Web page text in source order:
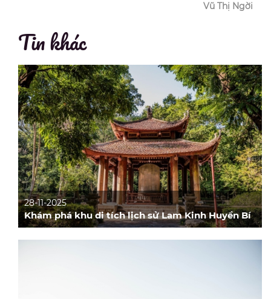
Vũ Thị Ngời
Tin khác
28-11-2025
Khám phá khu di tích lịch sử Lam Kinh Huyền Bí